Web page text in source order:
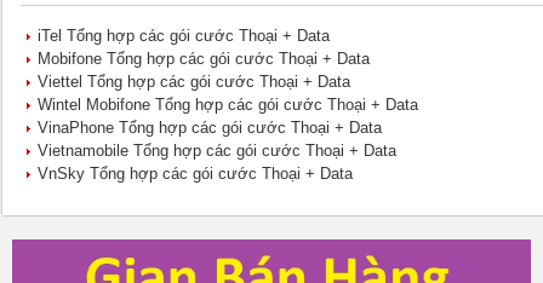
iTel Tổng hợp các gói cước Thoại + Data
Mobifone Tổng hợp các gói cước Thoại + Data
Viettel Tổng hợp các gói cước Thoại + Data
Wintel Mobifone Tổng hợp các gói cước Thoại + Data
VinaPhone Tổng hợp các gói cước Thoại + Data
Vietnamobile Tổng hợp các gói cước Thoại + Data
VnSky Tổng hợp các gói cước Thoại + Data